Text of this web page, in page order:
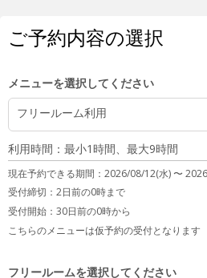
ご予約内容の選択
メニューを選択してください
フリールーム利用
利用時間：最小1時間、最大9時間
現在予約できる期間： 2026/08/12(水) 〜
受付締切： 2日前の0時まで
受付開始： 30日前の0時から
こちらのメニューは仮予約の受付となります
フリールームを選択してください